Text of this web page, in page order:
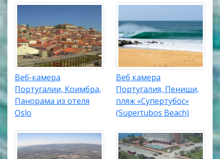
Веб-камера
Португалии, Коимбра,
Панорама из отеля
Oslo
Веб камера
Португалия, Пениши,
пляж «Супертубос»
(Supertubos Beach)